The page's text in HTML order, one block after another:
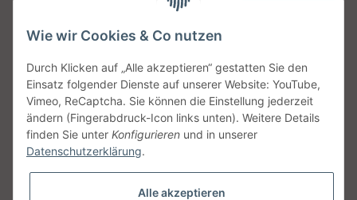
Unsere Versanddienstleister
Unsere Communities
Wie wir Cookies & Co nutzen
Durch Klicken auf „Alle akzeptieren“ gestatten Sie den
Einsatz folgender Dienste auf unserer Website: YouTube,
Vimeo, ReCaptcha. Sie können die Einstellung jederzeit
ändern (Fingerabdruck-Icon links unten). Weitere Details
finden Sie unter Konfigurieren und in unserer
Datenschutzerklärung.
Alle akzeptieren